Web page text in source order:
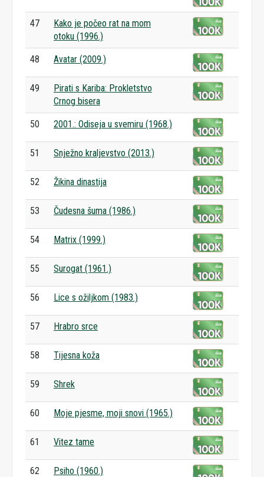
47
Kako je počeo rat na mom
otoku (1996.)
48 Avatar (2009.)
49
Pirati s Kariba: Prokletstvo
Crnog bisera
50 2001.: Odiseja u svemiru (1968.)
51 Snježno kraljevstvo (2013.)
52 Žikina dinastija
53 Čudesna šuma (1986.)
54 Matrix (1999.)
55 Surogat (1961.)
56 Lice s ožiljkom (1983.)
57 Hrabro srce
58 Tijesna koža
59 Shrek
60 Moje pjesme, moji snovi (1965.)
61 Vitez tame
62 Psiho (1960.)